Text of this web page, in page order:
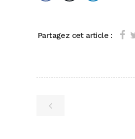
Partagez cet article :